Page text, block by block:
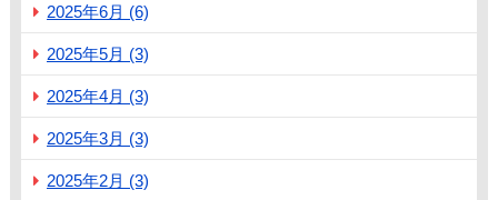
2025年6月 (6)
2025年5月 (3)
2025年4月 (3)
2025年3月 (3)
2025年2月 (3)